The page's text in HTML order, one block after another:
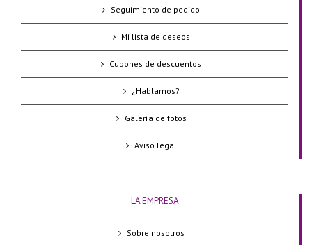
Seguimiento de pedido
Mi lista de deseos
Cupones de descuentos
¿Hablamos?
Galería de fotos
Aviso legal
LA EMPRESA
Sobre nosotros